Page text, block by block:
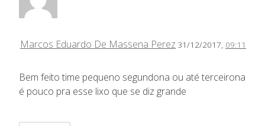
Marcos Eduardo De Massena Perez 31/12/2017, 09:11
Bem feito time pequeno segundona ou até terceirona
é pouco pra esse lixo que se diz grande